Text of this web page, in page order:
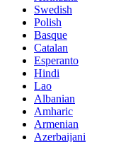
Swedish
Polish
Basque
Catalan
Esperanto
Hindi
Lao
Albanian
Amharic
Armenian
Azerbaijani